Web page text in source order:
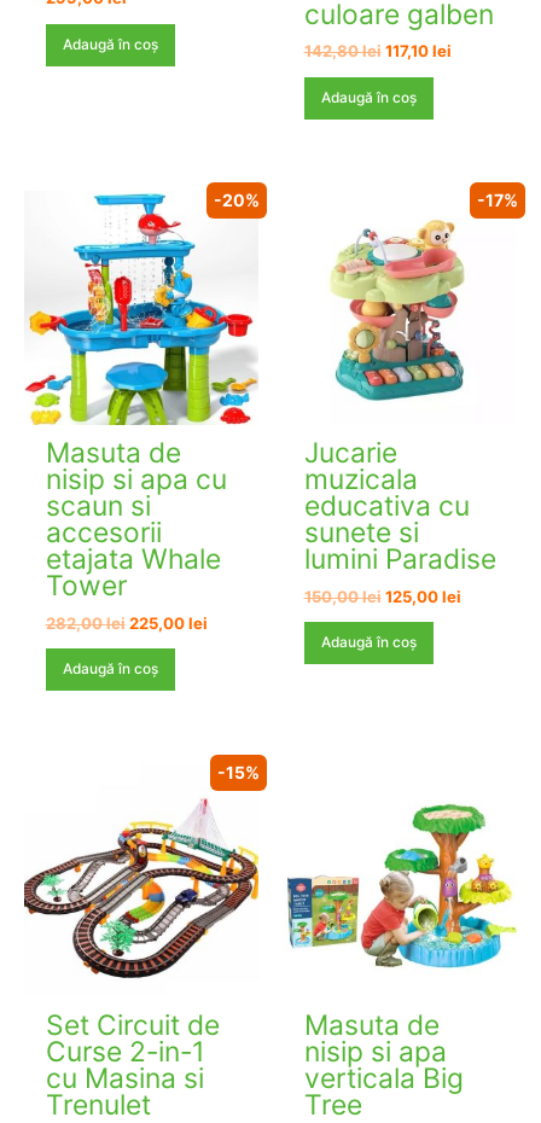
Adaugă în coș
culoare galben
142,80lei Prețul
a
fost:
117,10leiPrețul
Adaugă în coș
-20%
Masuta de
nisip si apa cu
scaun si
accesorii
etajata Whale
Tower
282,00lei Prețul
a
fost:
225,00leiPrețul
Adaugă în coș
-17%
Jucarie
muzicala
educativa cu
sunete si
lumini Paradise
150,00lei Prețul
a
fost:
125,00leiPrețul
Adaugă în coș
-15%
Set Circuit de
Curse 2-in-1
cu Masina si
Trenulet
Masuta de
nisip si apa
verticala Big
Tree